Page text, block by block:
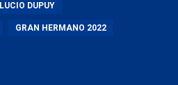
LUCIO DUPUY
GRAN HERMANO 2022